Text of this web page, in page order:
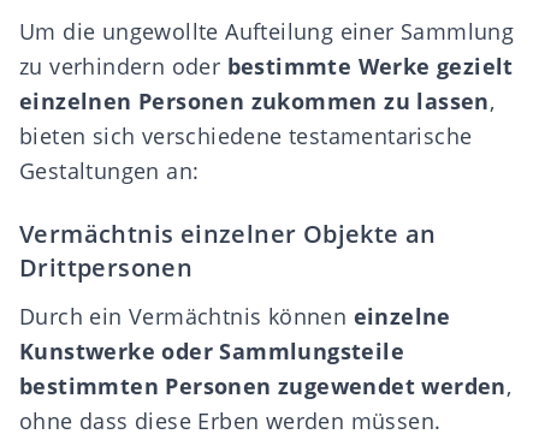
Um die ungewollte Aufteilung einer Sammlung
zu verhindern oder bestimmte Werke gezielt
einzelnen Personen zukommen zu lassen,
bieten sich verschiedene testamentarische
Gestaltungen an:
Vermächtnis einzelner Objekte an
Drittpersonen
Durch einVermächtnis können einzelne
Kunstwerke oder Sammlungsteile
bestimmten Personen zugewendet werden,
ohne dass diese Erben werden müssen.